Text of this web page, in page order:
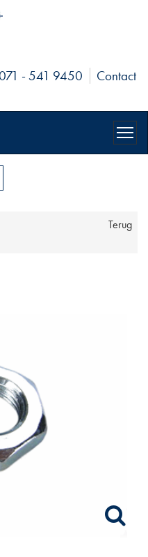
- 541 9450
Contact
Terug